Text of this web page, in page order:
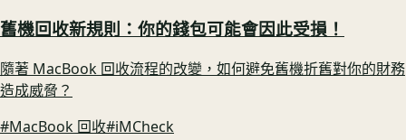
舊機回收新規則：你的錢包可能會因此受損！
隨著 MacBook 回收流程的改變，如何避免舊機折舊對你的財務
造成威脅？
#MacBook 回收#iMCheck